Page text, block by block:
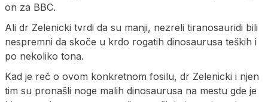
on za BBC.
Ali dr Zelenicki tvrdi da su manji, nezreli tiranosauridi bili
nespremni da skoče u krdo rogatih dinosaurusa teških i
po nekoliko tona.
Kad je reč o ovom konkretnom fosilu, dr Zelenicki i njen
tim su pronašli noge malih dinosaurusa na mestu gde je